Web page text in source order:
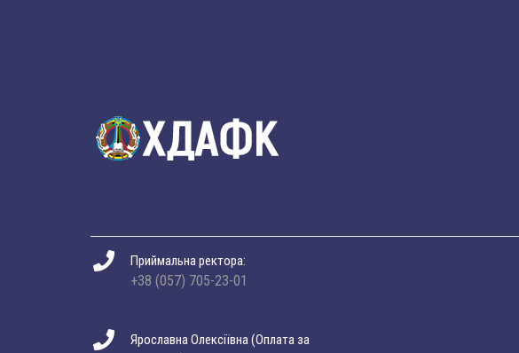
Приймальна ректора:
+38 (057) 705-23-01
Ярославна Олексіївна (Оплата за